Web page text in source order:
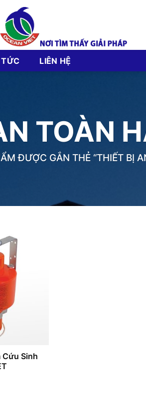
LIÊN HỆ
TOÀN
ĐƯỢC GẮN THẺ “THIẾT BỊ
Sinh